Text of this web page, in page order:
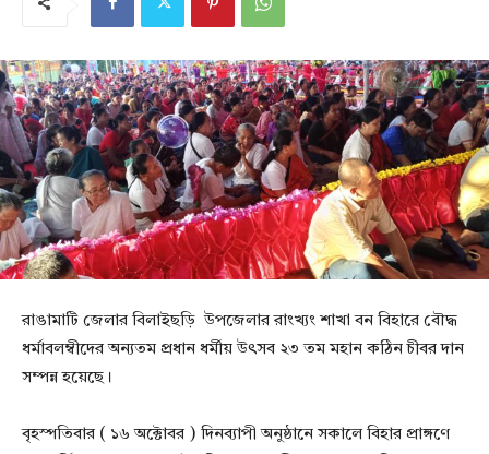
রাঙামাটি জেলার বিলাইছড়ি উপজেলার রাংখ্যং শাখা বন বিহারে বৌদ্ধ
ধর্মাবলম্বীদের অন্যতম প্রধান ধর্মীয় উৎসব ২৩ তম মহান কঠিন চীবর দান
সম্পন্ন হয়েছে।
বৃহস্পতিবার ( ১৬ অক্টোবর ) দিনব্যাপী অনুষ্ঠানে সকালে বিহার প্রাঙ্গণে